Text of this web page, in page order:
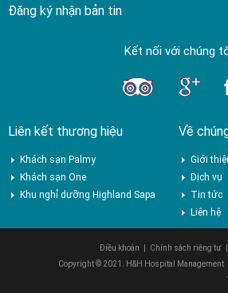
Đăng ký nhận bản tin
Kết nối với chúng
Liên kết thương hiệu
Khách sạn Palmy
Khách sạn One
Khu nghỉ dưỡng Highland Sapa
Về
Giới
Dịch vụ
Tin tức
Liên hệ
Điều khoản Chính sách riêng tư
Copyright © 2021. H&H Hospital Management.